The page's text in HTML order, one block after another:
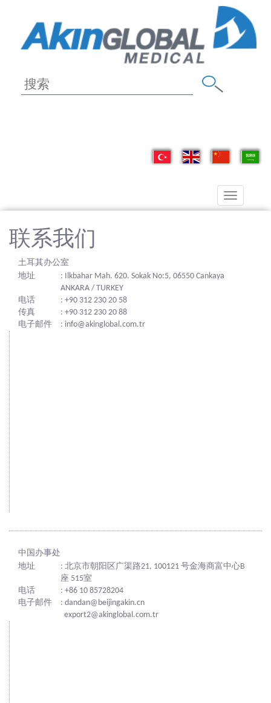
Toggle
navigation
联系我们
土耳其办公室
地址
: Ilkbahar Mah. 620. Sokak No:5, 06550 Cankaya
ANKARA / TURKEY
电话
: +90 312 230 20 58
传真
: +90 312 230 20 88
电子邮件
: info@akinglobal.com.tr
中国办事处
地址
: 北京市朝阳区广渠路21, 100121 号金海商富中心B
座 515室
电话
: +86 10 85728204
电子邮件
: dandan@beijingakin.cn
export2@akinglobal.com.tr